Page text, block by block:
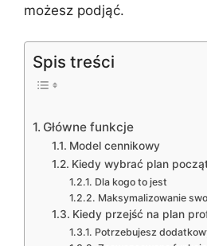
możesz podjąć.
Spis treści
Główne funkcje
Model cennikowy
Kiedy wybrać plan
Dla kogo to jest
Maksymalizowanie
Kiedy przejść na plan
Potrzebujesz